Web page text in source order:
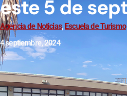
este 5 de
Agencia de Noticias, Escuela de Turismo
4 septiembre, 2024